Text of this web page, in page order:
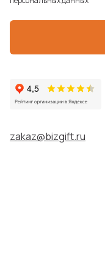
zakaz@bizgift.ru